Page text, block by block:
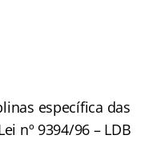
específica das
nº 9394/96 – LDB